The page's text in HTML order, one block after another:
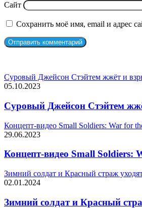
Сайт
Сохранить моё имя, email и адрес
Суровый Джейсон Стэйтем жжёт и
05.10.2023
Суровый Джейсон Стэйтем
Концепт-видео Small Soldiers: War for
29.06.2023
Концепт-видео Small
Зимний солдат и Красный страж
02.01.2024
Зимний солдат и Красный